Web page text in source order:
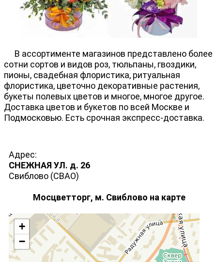
В ассортименте магазинов представлено более
сотни сортов и видов роз, тюльпаны, гвоздики,
пионы, свадебная флористика, ритуальная
флористика, цветочно декоративные растения,
букеты полевых цветов и многое, многое другое.
Доставка цветов и букетов по всей Москве и
Подмосковью. Есть срочная экспресс-доставка.
Адрес:
СНЕЖНАЯ УЛ. д. 26
Свиблово (СВАО)
Мосцветторг, м. Свиблово на карте
+
−